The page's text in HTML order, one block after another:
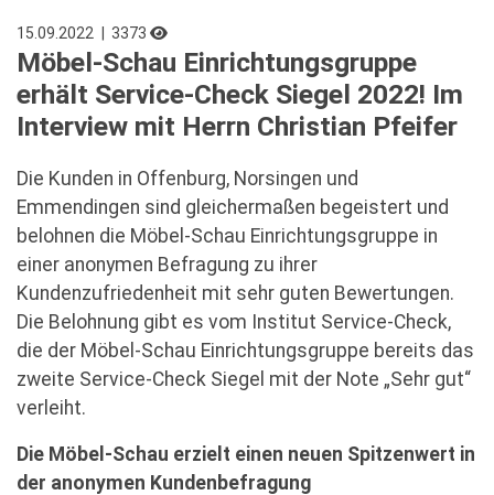
15.09.2022 | 3373
Möbel-Schau Einrichtungsgruppe
erhält Service-Check Siegel 2022! Im
Interview mit Herrn Christian Pfeifer
Die Kunden in Offenburg, Norsingen und
Emmendingen sind gleichermaßen begeistert und
belohnen die Möbel-Schau Einrichtungsgruppe in
einer anonymen Befragung zu ihrer
Kundenzufriedenheit mit sehr guten Bewertungen.
Die Belohnung gibt es vom Institut Service-Check,
die der Möbel-Schau Einrichtungsgruppe bereits das
zweite Service-Check Siegel mit der Note „Sehr gut“
verleiht.
Die Möbel-Schau erzielt einen neuen Spitzenwert in
der anonymen Kundenbefragung